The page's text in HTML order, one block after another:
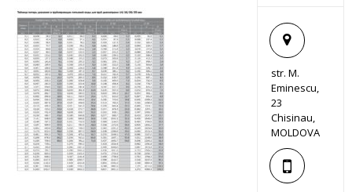
str. M.
Eminescu,
23
Chisinau,
MOLDOVA